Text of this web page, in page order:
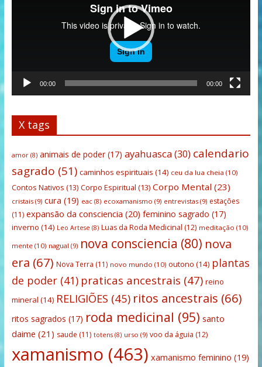
00:00 00:00
X tags
amor(8) animais de poder(17) ayahuasca(30) calendario
sagrado (51) caminhos espirituais (14) ceu da lua cheia (10)
Contos Nativos (13) Corpo Espiritual (13) Corpo Mental (23)
cristais(9) cura (19) eac(8) ecoxamanismo (9) entrevistas(9) estações
(11) expansão da consciencia (20) feminino sagrado (17)
inverno (14) Leo Artese (8) Luas da Roda Medicinal (12) meditação (10)
mente(10) nagual (9) nova consciencia (80) nova
era (67) Nova Terra (11) novo mundo (10) outono (14) plantas
de poder(41) praticas ancestrais (47) reino
mineral (14) RELIGIÕES (45) ritos ancestrais (66)
ritos sagrados (17) roda medicinal (95) santo
daime (21) saude (11) totens(8) urso (9) voo da águia (12)
xamanismo (463) xamanismo feminino (19)